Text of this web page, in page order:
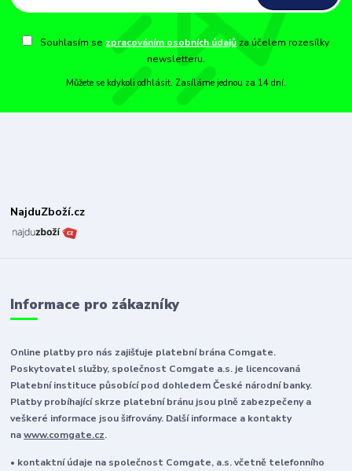
Souhlasím se zpracováním osobních údajů za účelem rozesílky
newsletteru.
Můžete se kdykoli odhlásit. Zasíláme jednou za 14 dní.
NajduZboží.cz
Informace pro zákazníky
Online platby pro nás zajišťuje platební brána Comgate.
Poskytovatel služby, společnost Comgate a.s. je licencovaná
Platební instituce působící pod dohledem České národní banky.
Platby probíhající skrze platební bránu jsou plně zabezpečeny a
veškeré informace jsou šifrovány. Další informace a kontakty
nawww.comgate.cz.
• kontaktní údaje na společnost Comgate, a.s. včetně telefonního